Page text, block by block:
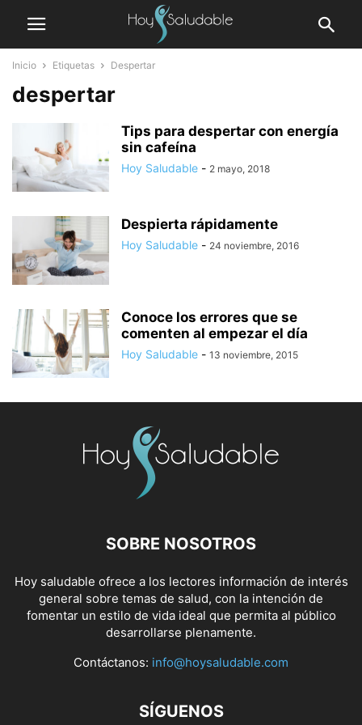
Inicio Etiquetas Despertar
despertar
Tips para despertar con energía
sin cafeína
Hoy Saludable - 2 mayo, 2018
Despierta rápidamente
Hoy Saludable - 24 noviembre, 2016
Conoce los errores que se
comenten al empezar el día
Hoy Saludable - 13 noviembre, 2015
SOBRE NOSOTROS
Hoy saludable ofrece a los lectores información de interés
general sobre temas de salud, con la intención de
fomentar un estilo de vida ideal que permita al público
desarrollarse plenamente.
Contáctanos: info@hoysaludable.com
SÍGUENOS